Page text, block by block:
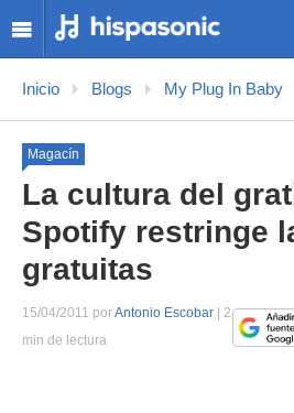
Inicio Blogs My Plug In Baby
Magacín
La cultura del
Spotify restringe
gratuitas
15/04/2011 porAntonio Escobar | 2
min de lectura